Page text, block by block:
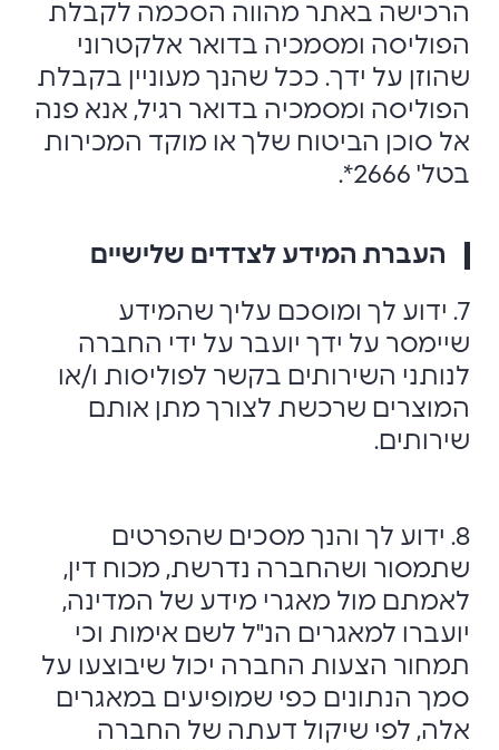
הרכישה באתר מהווה הסכמה לקבלת
הפוליסה ומסמכיה בדואר אלקטרוני
שהוזן על ידך. ככל שהנך מעוניין בקבלת
הפוליסה ומסמכיה בדואר רגיל, אנא פנה
אל סוכן הביטוח שלך או מוקד המכירות
בטל' 2666*.
העברת המידע לצדדים שלישיים
7. ידוע לך ומוסכם עליך שהמידע
שיימסר על ידך יועבר על ידי החברה
לנותני השירותים בקשר לפוליסות ו/או
המוצרים שרכשת לצורך מתן אותם
שירותים.
8. ידוע לך והנך מסכים שהפרטים
שתמסור ושהחברה נדרשת, מכוח דין,
לאמתם מול מאגרי מידע של המדינה,
יועברו למאגרים הנ"ל לשם אימות וכי
תמחור הצעות החברה יכול שיבוצעו על
סמך הנתונים כפי שמופיעים במאגרים
אלה, לפי שיקול דעתה של החברה